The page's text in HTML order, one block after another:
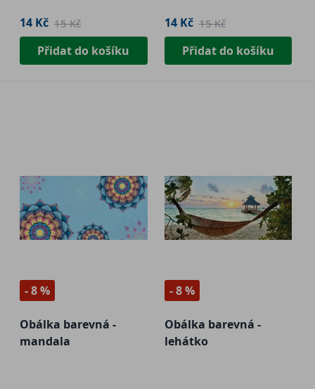
14 Kč 15 Kč
Přidat do košíku
14 Kč 15 Kč
Přidat do košíku
- 8 %
Obálka barevná -
mandala
- 8 %
Obálka barevná -
lehátko